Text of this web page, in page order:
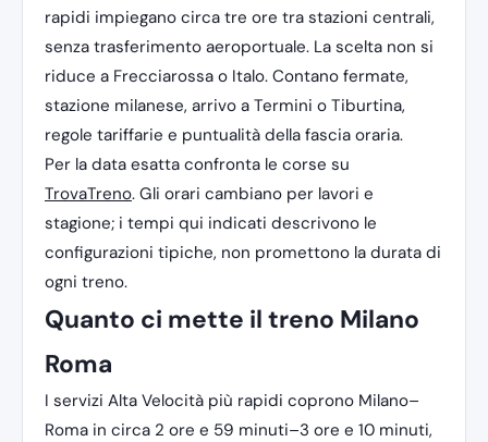
rapidi impiegano circa tre ore tra stazioni centrali,
senza trasferimento aeroportuale. La scelta non si
riduce a Frecciarossa o Italo. Contano fermate,
stazione milanese, arrivo a Termini o Tiburtina,
regole tariffarie e puntualità della fascia oraria.
Per la data esatta confronta le corse su
TrovaTreno. Gli orari cambiano per lavori e
stagione; i tempi qui indicati descrivono le
configurazioni tipiche, non promettono la durata di
ogni treno.
Quanto ci mette il treno Milano
Roma
I servizi Alta Velocità più rapidi coprono Milano–
Roma in circa 2 ore e 59 minuti–3 ore e 10 minuti,